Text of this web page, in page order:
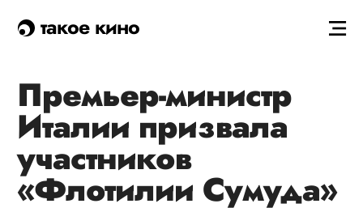
такое кино
Премьер-министр
Италии призвала
участников
«Флотилии Сумуда»